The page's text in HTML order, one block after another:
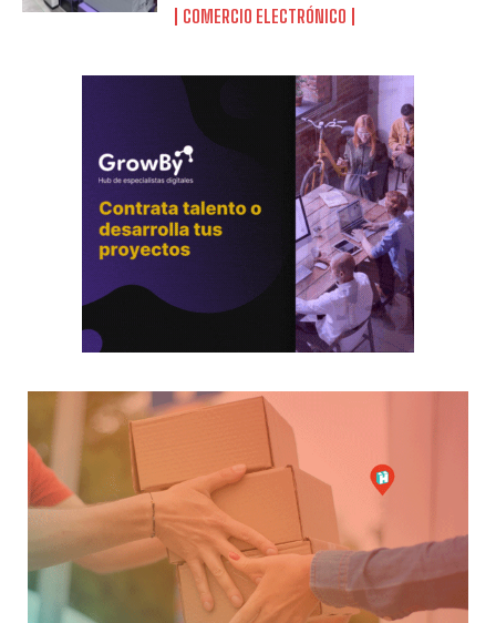
COMERCIO ELECTRÓNICO